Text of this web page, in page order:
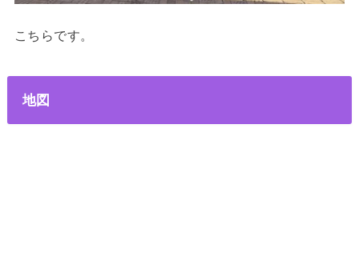
こちらです。
地図